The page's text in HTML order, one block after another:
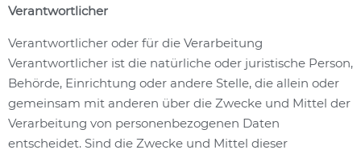
Verantwortlicher
Verantwortlicher oder für die Verarbeitung
Verantwortlicher ist die natürliche oder juristische Person,
Behörde, Einrichtung oder andere Stelle, die allein oder
gemeinsam mit anderen über die Zwecke und Mittel der
Verarbeitung von personenbezogenen Daten
entscheidet. Sind die Zwecke und Mittel dieser